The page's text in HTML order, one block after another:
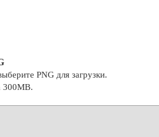
PNG для загрузки.
300MB.